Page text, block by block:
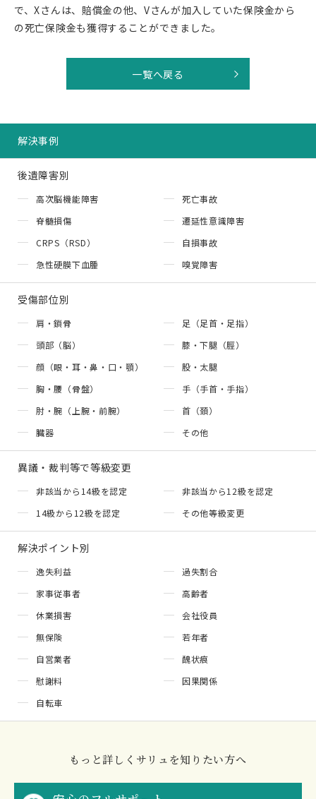
で、Xさんは、賠償金の他、Vさんが加入していた保険金から
の死亡保険金も獲得することができました。
一覧へ戻る
解決事例
後遺障害別
高次脳機能障害
死亡事故
脊髄損傷
遷延性意識障害
CRPS（RSD）
自損事故
急性硬膜下血腫
嗅覚障害
受傷部位別
肩・鎖骨
足（足首・足指）
頭部（脳）
膝・下腿（脛）
顔（眼・耳・鼻・口・顎）
股・太腿
胸・腰（骨盤）
手（手首・手指）
肘・腕（上腕・前腕）
首（頚）
臓器
その他
異議・裁判等で等級変更
非該当から14級を認定
非該当から12級を認定
14級から12級を認定
その他等級変更
解決ポイント別
逸失利益
過失割合
家事従事者
高齢者
休業損害
会社役員
無保険
若年者
自営業者
醜状痕
慰謝料
因果関係
自転車
もっと詳しくサリュを知りたい方へ